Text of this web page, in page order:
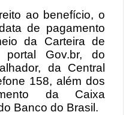
ao benefício, o
de pagamento
da Carteira de
Gov.br, do
da Central
158, além dos
da Caixa
Banco do Brasil.